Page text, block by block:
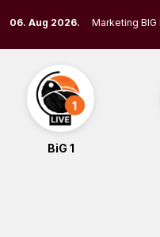
to
content
06. Aug 2026. Marketing BIG
BiG 1